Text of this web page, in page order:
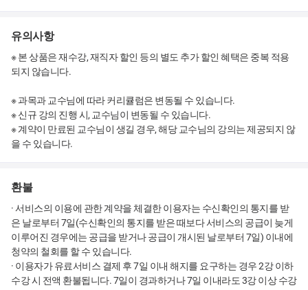
유의사항
※ 본 상품은 재수강, 재직자 할인 등의 별도 추가 할인 혜택은 중복 적용
되지 않습니다.
※ 과목과 교수님에 따라 커리큘럼은 변동될 수 있습니다.
※ 신규 강의 진행 시, 교수님이 변동될 수 있습니다.
※ 계약이 만료된 교수님이 생길 경우, 해당 교수님의 강의는 제공되지 않
을 수 있습니다.
환불
· 서비스의 이용에 관한 계약을 체결한 이용자는 수신확인의 통지를 받
은 날로부터 7일(수신확인의 통지를 받은 때보다 서비스의 공급이 늦게
이루어진 경우에는 공급을 받거나 공급이 개시된 날로부터 7일) 이내에
청약의 철회를 할 수 있습니다.
· 이용자가 유료서비스 결제 후 7일 이내 해지를 요구하는 경우 2강 이하
수강 시 전액 환불됩니다. 7일이 경과하거나 7일 이내라도 3강 이상 수강